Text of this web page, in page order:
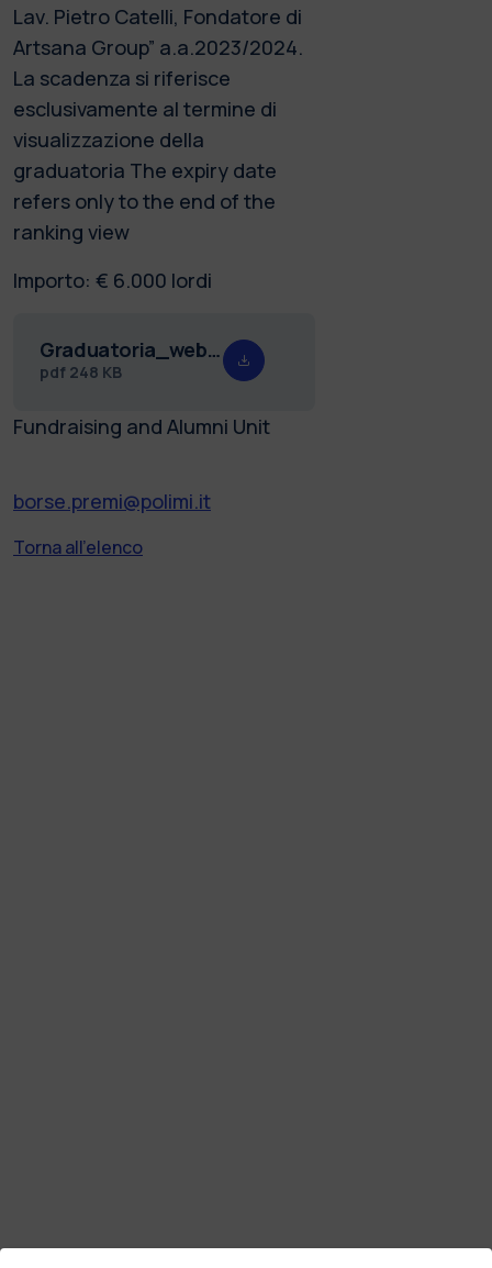
Lav. Pietro Catelli, Fondatore di
Artsana Group” a.a.2023/2024.
La scadenza si riferisce
esclusivamente al termine di
visualizzazione della
graduatoria The expiry date
refers only to the end of the
ranking view
Importo: € 6.000 lordi
Graduatoria_web_borse_Catelli_23.24.pdf
pdf 248 KB
Fundraising and Alumni Unit
borse.premi@polimi.it
Torna all'elenco